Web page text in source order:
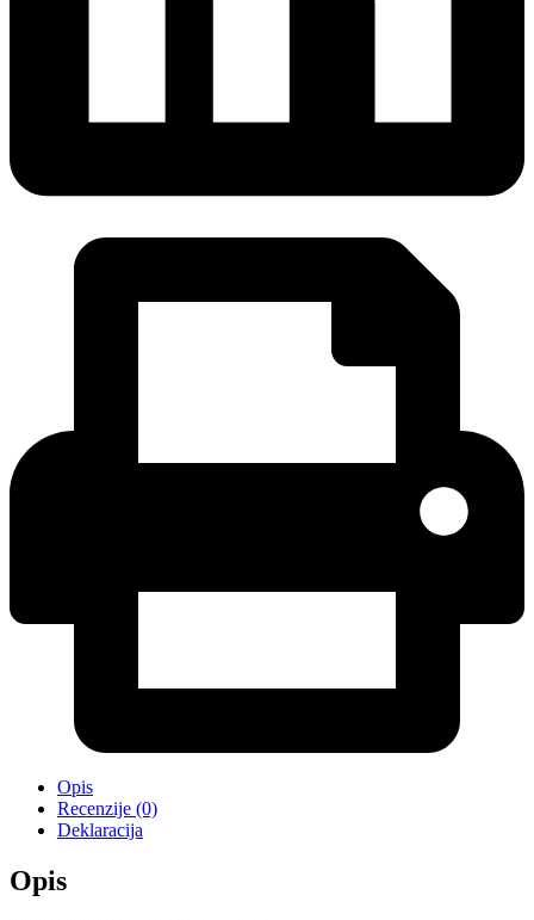
Opis
Recenzije (0)
Deklaracija
Opis